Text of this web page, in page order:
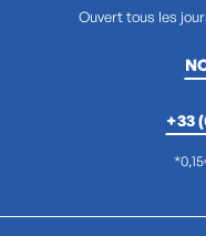
Ouvert tous les
+33